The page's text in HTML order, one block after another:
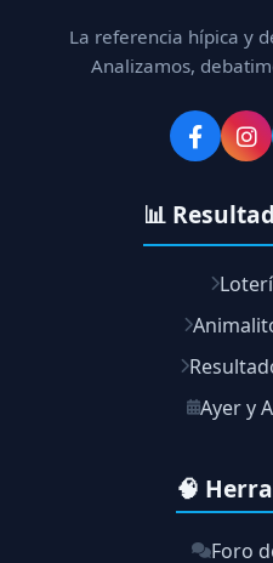
La referencia hípica y
Analizamos,
📊
Ayer y
🧠
Foro